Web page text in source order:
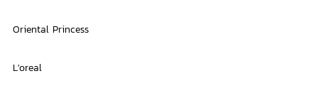
Oriental Princess
L'oreal